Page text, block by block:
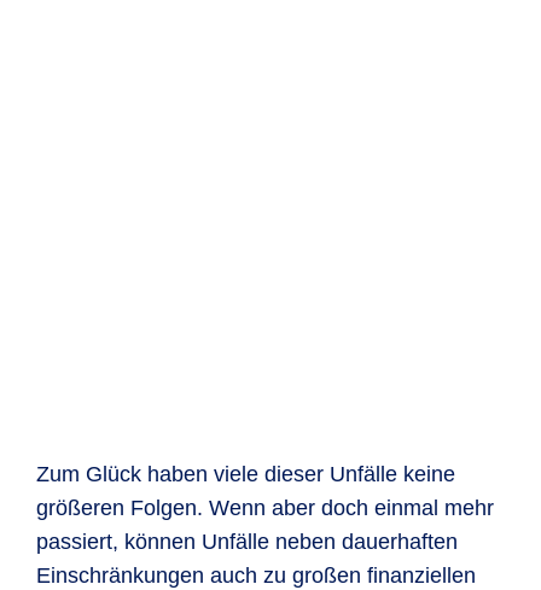
Zum Glück haben viele dieser Unfälle keine
größeren Folgen. Wenn aber doch einmal mehr
passiert, können Unfälle neben dauerhaften
Einschränkungen auch zu großen finanziellen